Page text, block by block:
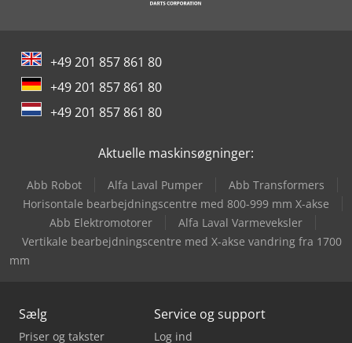
Kayakocvib Kvm 40
Lissmac Sbm-Xl 1500 S2B2
Metallkraft Fsbm 1020-25 E
Scm Me 40
Scm Profiset 40
+49 201 857 861 80
+49 201 857 861 80
+49 201 857 861 80
Aktuelle maskinsøgninger:
Abb Robot Alfa Laval Pumper
Abb Transformers
Horisontale bearbejdningscentre med 800-999 mm X-akse
Abb Elektromotorer
Alfa Laval Varmeveksler
Vertikale bearbejdningscentre med X-akse vandring fra 1700
mm
Sælg
Priser og takster
Service og support
Log ind